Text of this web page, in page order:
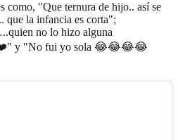
como, "Que ternura de hijo.. así se
que la infancia es corta";
no lo hizo alguna
y "No fui yo sola 😂😂😂😂